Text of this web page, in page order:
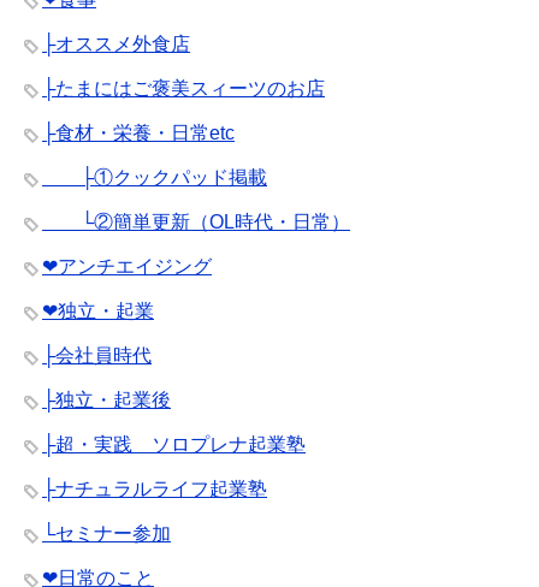
├オススメ外食店
├たまにはご褒美スィーツのお店
├食材・栄養・日常etc
├①クックパッド掲載
└②簡単更新（OL時代・日常）
❤︎アンチエイジング
❤︎独立・起業
├会社員時代
├独立・起業後
├超・実践 ソロプレナ起業塾
├ナチュラルライフ起業塾
└セミナー参加
❤︎日常のこと